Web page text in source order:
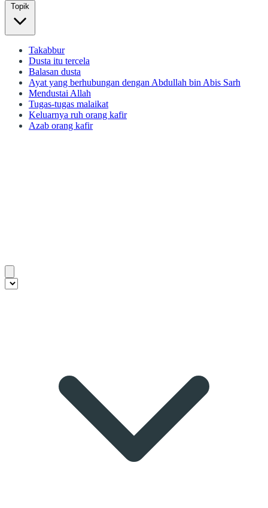
Topik
Takabbur
Dusta itu tercela
Balasan dusta
Ayat yang berhubungan dengan Abdullah bin Abis Sarh
Mendustai Allah
Tugas-tugas malaikat
Keluarnya ruh orang kafir
Azab orang kafir